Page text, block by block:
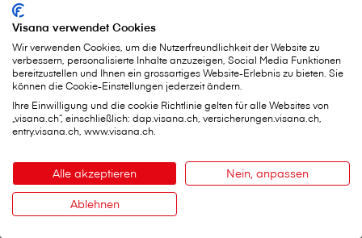
Visana verwendet Cookies
Wir verwenden Cookies, um die Nutzerfreundlichkeit der Website zu
verbessern, personalisierte Inhalte anzuzeigen, Social Media Funktionen
bereitzustellen und Ihnen ein grossartiges Website-Erlebnis zu bieten. Sie
können die Cookie-Einstellungen jederzeit ändern.
Ihre Einwilligung und die cookie Richtlinie gelten für alle Websites von
„visana.ch“, einschließlich: dap.visana.ch, versicherungen.visana.ch,
entry.visana.ch, www.visana.ch.
Alle akzeptieren
Nein, anpassen
Ablehnen